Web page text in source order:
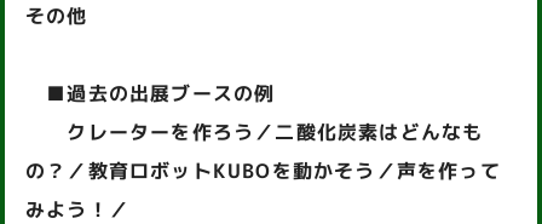
その他
■過去の出展ブースの例
クレーターを作ろう／二酸化炭素はどんなも
の？／教育ロボットKUBOを動かそう／声を作って
みよう！／